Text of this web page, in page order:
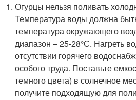
Огурцы нельзя поливать
Температура воды должна
температура окружающего
диапазон – 25-28°С. Нагреть
отсутствии горячего
особого труда. Поставьте
темного цвета) в солнечное
получите подходящую для